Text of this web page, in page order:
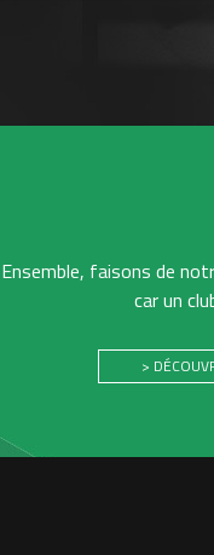
Ensemble, faisons de
car un
>